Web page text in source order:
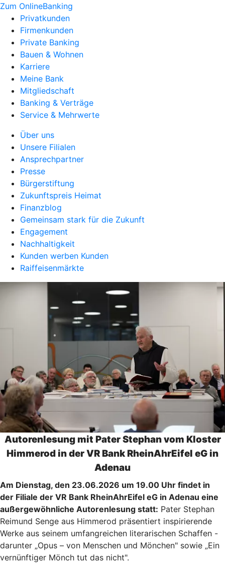
Zum OnlineBanking
Privatkunden
Firmenkunden
Private Banking
Bauen & Wohnen
Karriere
Meine Bank
Mitgliedschaft
Banking & Verträge
Service & Mehrwerte
Über uns
Unsere Filialen
Ansprechpartner
Presse
Bürgerstiftung
Zukunftspreis Heimat
Finanzblog
Gemeinsam stark für die Zukunft
Engagement
Nachhaltigkeit
Kunden werben Kunden
Raiffeisenmärkte
Autorenlesung mit Pater Stephan vom Kloster
Himmerod in der VR Bank RheinAhrEifel eG in
Adenau
Am Dienstag, den 23.06.2026 um 19.00 Uhr findet in
der Filiale der VR Bank RheinAhrEifel eG in Adenau eine
außergewöhnliche Autorenlesung statt: Pater Stephan
Reimund Senge aus Himmerod präsentiert inspirierende
Werke aus seinem umfangreichen literarischen Schaffen -
darunter „Opus – von Menschen und Mönchen" sowie „Ein
vernünftiger Mönch tut das nicht".